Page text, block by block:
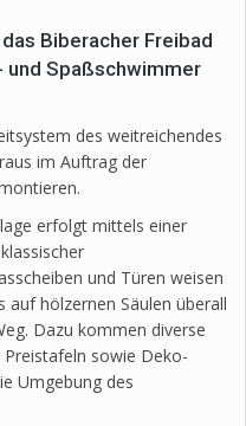
Biberacher Freibad
Spaßschwimmer
des weitreichendes
im Auftrag der
erfolgt mittels einer
und Türen weisen
auf hölzernen Säulen überall
Dazu kommen diverse
sowie Deko-
Umgebung des